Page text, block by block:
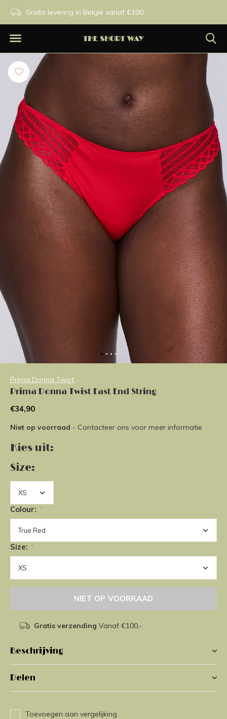
Gratis levering in België vanaf €100.
Prima Donna Twist
Prima Donna Twist East End String
€34,90
Niet op voorraad - Contacteer ons voor meer informatie
Kies uit:
Size:
Colour: *
Size: *
NIET OP VOORRAAD
Gratis verzending Vanaf €100,-
Beschrijving
Delen
Toevoegen aan vergelijking